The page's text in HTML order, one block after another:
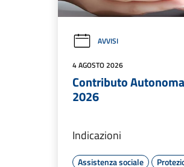
AVVISI
4 AGOSTO 2026
Contributo
2026
Indicazioni
Assistenza sociale